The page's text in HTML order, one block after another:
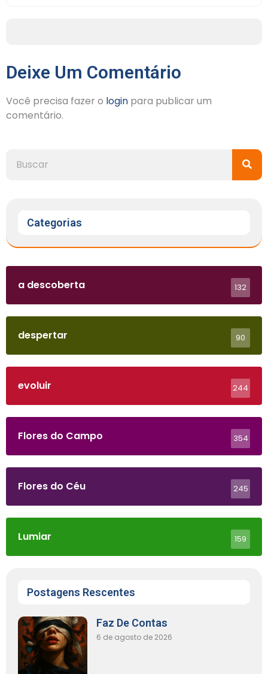
Deixe Um Comentário
Você precisa fazer o login para publicar um
comentário.
Categorias
a descoberta 132
despertar 90
evoluir 244
Flores do Campo 354
Flores do Céu 245
Lumiar 159
Postagens Rescentes
Faz De Contas
6 de agosto de 2026